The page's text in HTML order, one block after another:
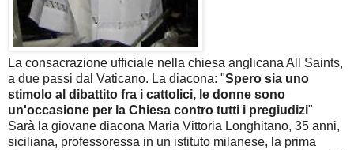
La consacrazione ufficiale nella chiesa anglicana All Saints,
a due passi dal Vaticano. La diacona: "Spero sia uno
stimolo al dibattito fra i cattolici, le donne sono
un'occasione per la Chiesa contro tutti i pregiudizi"
Sarà la giovane diacona Maria Vittoria Longhitano, 35 anni,
siciliana, professoressa in un istituto milanese, la prima